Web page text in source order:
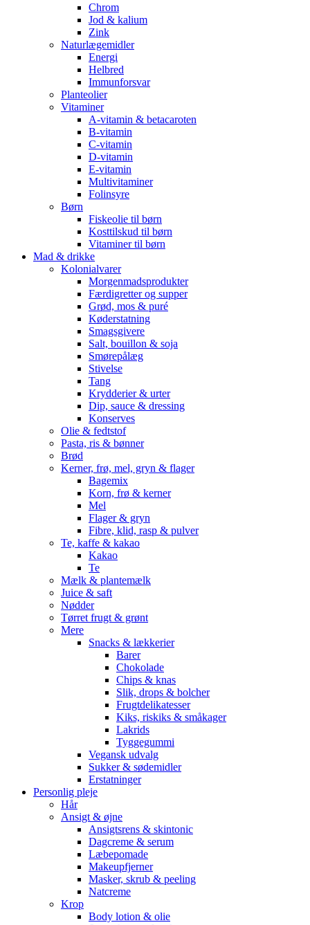
Chrom
Jod & kalium
Zink
Naturlægemidler
Energi
Helbred
Immunforsvar
Planteolier
Vitaminer
A-vitamin & betacaroten
B-vitamin
C-vitamin
D-vitamin
E-vitamin
Multivitaminer
Folinsyre
Børn
Fiskeolie til børn
Kosttilskud til børn
Vitaminer til børn
Mad & drikke
Kolonialvarer
Morgenmadsprodukter
Færdigretter og supper
Grød, mos & puré
Køderstatning
Smagsgivere
Salt, bouillon & soja
Smørepålæg
Stivelse
Tang
Krydderier & urter
Dip, sauce & dressing
Konserves
Olie & fedtstof
Pasta, ris & bønner
Brød
Kerner, frø, mel, gryn & flager
Bagemix
Korn, frø & kerner
Mel
Flager & gryn
Fibre, klid, rasp & pulver
Te, kaffe & kakao
Kakao
Te
Mælk & plantemælk
Juice & saft
Nødder
Tørret frugt & grønt
Mere
Snacks & lækkerier
Barer
Chokolade
Chips & knas
Slik, drops & bolcher
Frugtdelikatesser
Kiks, riskiks & småkager
Lakrids
Tyggegummi
Vegansk udvalg
Sukker & sødemidler
Erstatninger
Personlig pleje
Hår
Ansigt & øjne
Ansigtsrens & skintonic
Dagcreme & serum
Læbepomade
Makeupfjerner
Masker, skrub & peeling
Natcreme
Krop
Body lotion & olie